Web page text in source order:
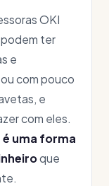
OKI
podem ter
e
com pouco
e
com eles.
uma forma
que